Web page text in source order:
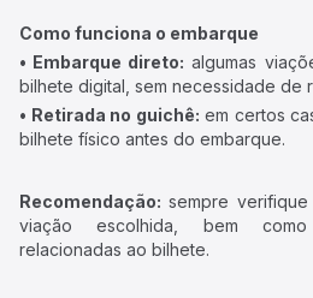
Como funciona o embarque
• Embarque direto: algumas
bilhete digital, sem necessidade de
• Retirada no guichê: em certos
bilhete físico antes do embarque.
Recomendação: sempre
viação escolhida, bem como
relacionadas ao bilhete.